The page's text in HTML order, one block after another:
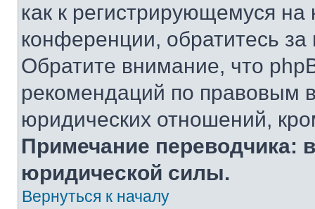
как к регистрирующемуся
конференции, обратитесь
Обратите внимание, что
рекомендаций по правовым
юридических отношений,
Примечание переводчика:
юридической силы.
Вернуться к началу